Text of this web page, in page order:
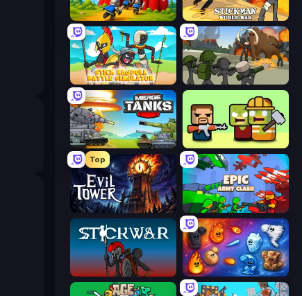
TimeWarriors Stickman World War
Stick Ragdoll Battle Simulator Stickman History Battle
Merge Master Tanks: Tank Wars Zombie Horde: Build & Survive
Top
Evil Tower Epic Army Clash
Stick War Elemental Merge